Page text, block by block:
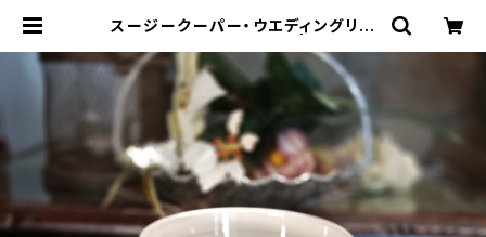
スージークーパー・ウエディングリン
Miko-Nonno：スージークーパー・
サルグミンヌなど、アンティーク・ライ
フを提案！